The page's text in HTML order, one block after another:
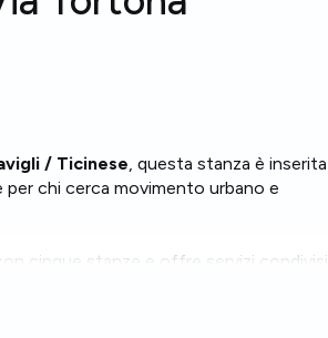
/ Ticinese, questa stanza è inserita
per chi cerca movimento urbano e
cinque stanze e offre servizi condivisi